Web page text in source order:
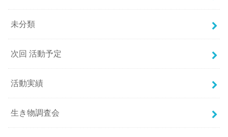
未分類
次回 活動予定
活動実績
生き物調査会